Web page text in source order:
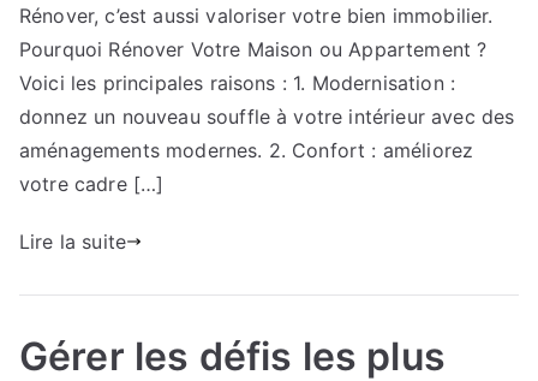
éviter
lors
de
travaux
de
anticiper.
Rénover, c’est aussi valoriser votre bien immobilier.
Pourquoi Rénover Votre Maison ou Appartement ?
Voici les principales raisons : 1. Modernisation :
donnez un nouveau souffle à votre intérieur avec des
aménagements modernes. 2. Confort : améliorez
votre cadre […]
Lire la suite
Gérer les défis les plus